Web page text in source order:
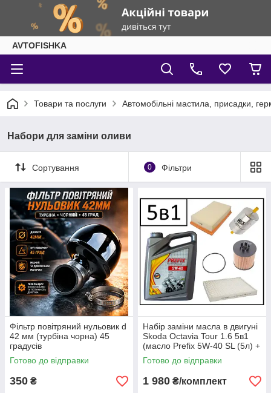
AVTOFISHKA
Товари та послуги Автомобільні мастила, присадки,
Набори для заміни оливи
Сортування 0 Фільтри
Фільтр повітряний нульовик d
42 мм (турбіна чорна) 45
градусів
Готово до відправки
350 ₴
Набір заміни масла в двигуні
Skoda Octavia Tour 1.6 5в1
(масло Prefix 5W-40 SL (5л) +
4 фільтра)
Готово до відправки
1 980 ₴/комплект